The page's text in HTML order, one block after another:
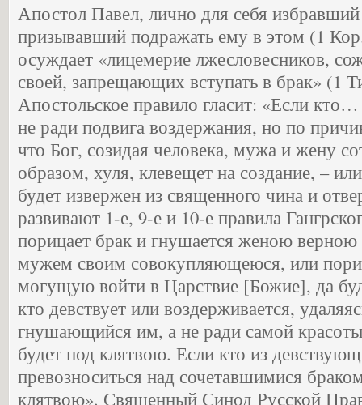
Апостол Павел, лично для себя
призывавший подражать ему в этом (1
осуждает «лицемерие лжесловесников,
своей, запрещающих вступать в брак» (1
Апостольское правило гласит: «Если
не ради подвига воздержания, но по
что Бог, созидая человека, мужа и жену
образом, хуля, клевещет на создание, –
будет извержен из священного чина и
развивают 1-е, 9-е и 10-е правила
порицает брак и гнушается женою верною
мужем своим совокупляющеюся, или
могущую войти в Царствие [Божие], да
кто девствует или воздерживается,
гнушающийся им, а не ради самой
будет под клятвою. Если кто из
превозноситься над сочетавшимися
клятвою». Священный Синод Русской